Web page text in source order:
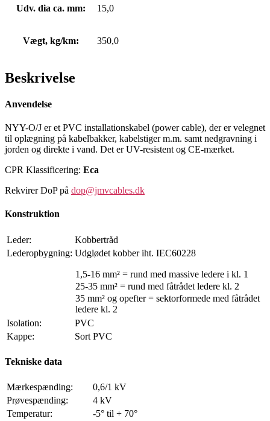
Udv. dia ca. mm: 15,0
Vægt, kg/km: 350,0
Beskrivelse
Anvendelse
NYY-O/J er et PVC installationskabel (power cable), der er velegnet
til oplægning på kabelbakker, kabelstiger m.m. samt nedgravning i
jorden og direkte i vand. Det er UV-resistent og CE-mærket.
CPR Klassificering: Eca
Rekvirer DoP på dop@jmvcables.dk
Konstruktion
Leder:
Kobbertråd
Lederopbygning: Udglødet kobber iht. IEC60228
1,5-16 mm² = rund med massive ledere i kl. 1
25-35 mm² = rund med fåtrådet ledere kl. 2
35 mm² og opefter = sektorformede med fåtrådet
ledere kl. 2
Isolation:
PVC
Kappe:
Sort PVC
Tekniske data
Mærkespænding:
0,6/1 kV
Prøvespænding:
4 kV
Temperatur:
-5° til + 70°